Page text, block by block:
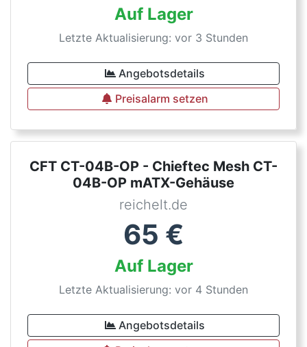
Auf Lager
Letzte Aktualisierung: vor 3 Stunden
Angebotsdetails
Preisalarm setzen
CFT CT-04B-OP - Chieftec Mesh CT-
04B-OP mATX-Gehäuse
reichelt.de
65 €
Auf Lager
Letzte Aktualisierung: vor 4 Stunden
Angebotsdetails